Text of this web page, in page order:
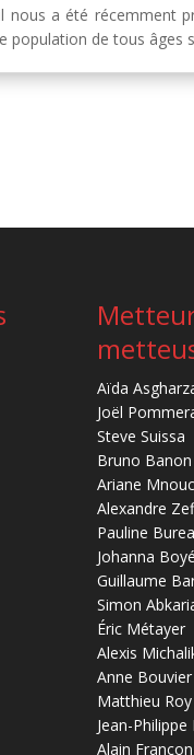
a été récemment
population de tous âges
Aïda
Joël
Steve Suissa
Bruno Banon
Ariane
Alexandre
Pauline
Johanna Boyé
Guillaume
Simon
Éric Métayer
Alexis
Anne Bouvier
Matthieu Roy
Jean-
Alain Françon